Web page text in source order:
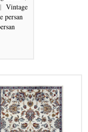
| Vintage
persan